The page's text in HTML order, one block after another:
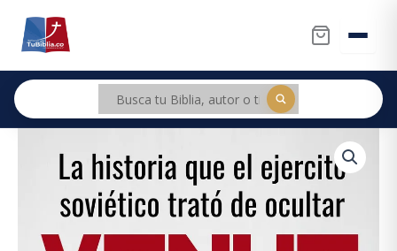
contenido
Soviético